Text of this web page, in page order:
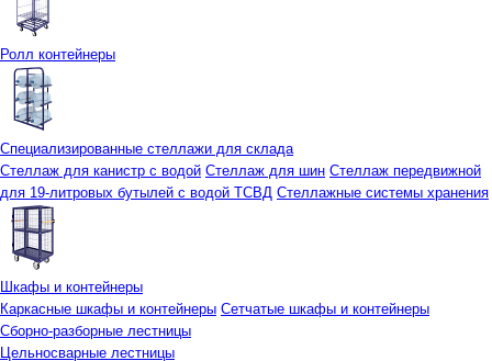
Ролл контейнеры
Специализированные стеллажи для склада
Стеллаж для канистр с водой Стеллаж для шин Стеллаж передвижной
для 19-литровых бутылей с водой ТСВД Стеллажные системы хранения
Шкафы и контейнеры
Каркасные шкафы и контейнеры Сетчатые шкафы и контейнеры
Сборно-разборные лестницы
Цельносварные лестницы